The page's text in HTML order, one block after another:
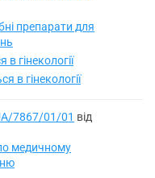
препарати для
гінекології
в гінекології
7867/01/01 від
медичному